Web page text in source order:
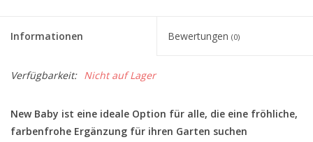
Informationen Bewertungen (0)
Verfügbarkeit: Nicht auf Lager
New Baby ist eine ideale Option für alle, die eine fröhliche,
farbenfrohe Ergänzung für ihren Garten suchen